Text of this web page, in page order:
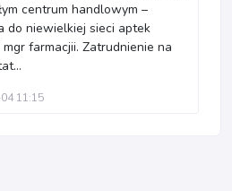
centrum handlowym –
do niewielkiej sieci aptek
farmacjii. Zatrudnienie na
11:15